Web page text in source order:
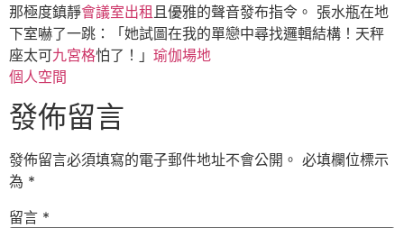
那極度鎮靜會議室出租 且優雅的聲音發布指令。 張水瓶在地
下室嚇了一跳：「她試圖在我的單戀中尋找邏輯結構！天秤
座太可九宮格怕了！」 瑜伽場地
個人空間
發佈留言
發佈留言必須填寫的電子郵件地址不會公開。 必填欄位標示
為 *
留言 *